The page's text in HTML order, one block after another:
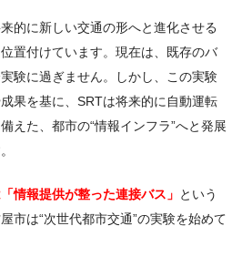
的に新しい交通の形へと進化させる
置付けています。現在は、既存のバ
験に過ぎません。しかし、この実験
果を基に、SRTは将来的に自動運転
えた、都市の“情報インフラ”へと発展
情報提供が整った連接バス」 という
市は“次世代都市交通”の実験を始めて